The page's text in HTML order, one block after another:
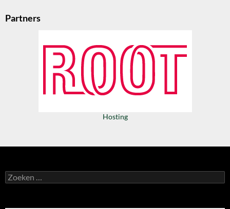
Partners
Hosting
Zoeken
naar: